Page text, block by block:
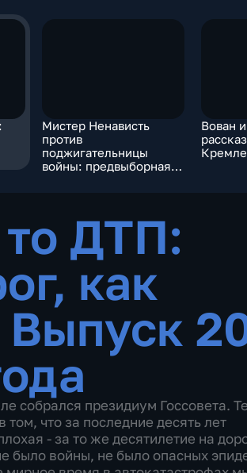
Мистер Ненависть
против
поджигательницы
войны: предвыборная
Вован
ДТП:
как
Выпуск
собрался президиум Госсовета.
что за последние десять лет
- за то же десятилетие на
было войны, не было опасных